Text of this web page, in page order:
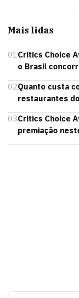
Mais lidas
01Critics Choice
o Brasil
02Quanto custa
restaurantes
03Critics Choice
premiação